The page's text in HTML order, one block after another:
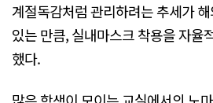
계절독감처럼 관리하려는 추세가
있는 만큼, 실내마스크 착용을 자율
했다.